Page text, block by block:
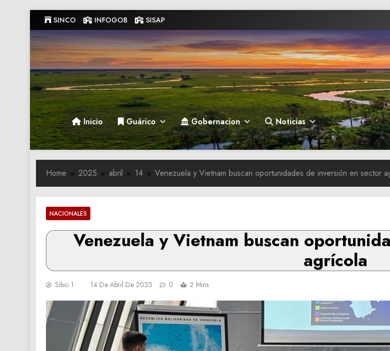
to
content
SINCO INFOGOB SISAP
Gobernacion de Guarico
Gobernacion de Guarico
Inicio Guárico Gobernacion Noticias
Home 2025 abril 14 Venezuela y Vietnam buscan oportunidades de inversión en sector
NACIONALES
Venezuela y Vietnam buscan
agrícola
Sibci 1 14 De Abril De 2025 0 2 Mins